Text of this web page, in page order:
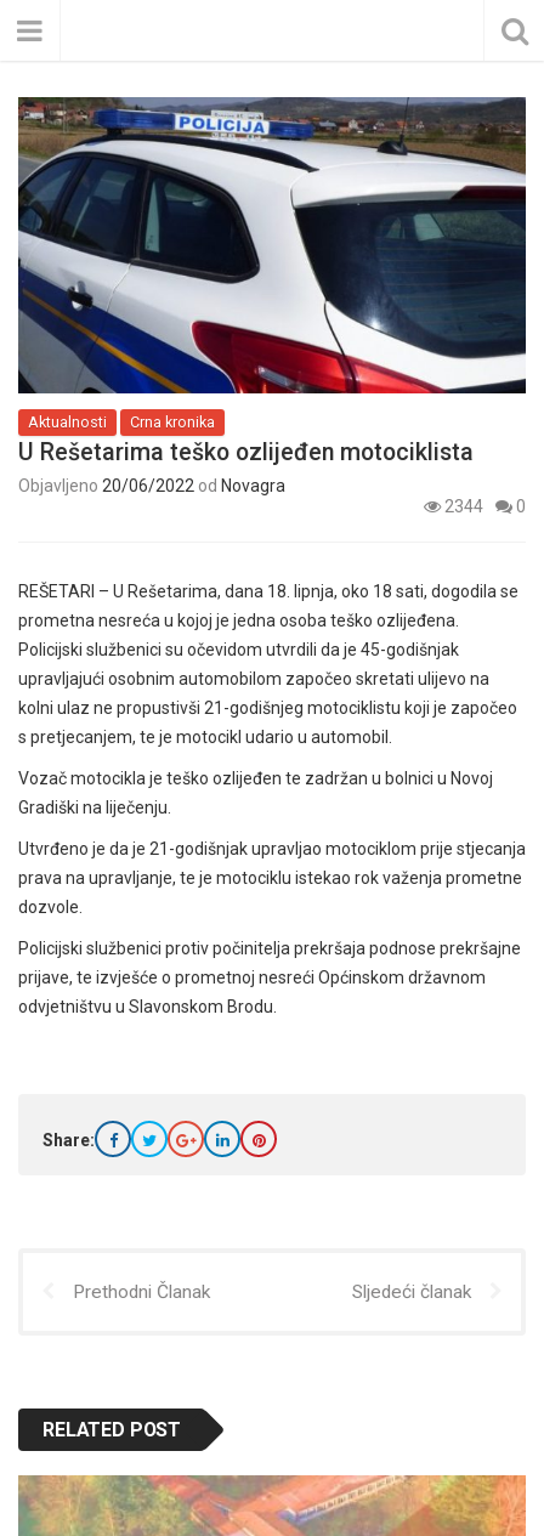
Aktualnosti Crna kronika
U Rešetarima teško ozlijeđen motociklista
Objavljeno 20/06/2022 od Novagra
2344
0
REŠETARI – U Rešetarima, dana 18. lipnja, oko 18 sati, dogodila se
prometna nesreća u kojoj je jedna osoba teško ozlijeđena.
Policijski službenici su očevidom utvrdili da je 45-godišnjak
upravljajući osobnim automobilom započeo skretati ulijevo na
kolni ulaz ne propustivši 21-godišnjeg motociklistu koji je započeo
s pretjecanjem, te je motocikl udario u automobil.
Vozač motocikla je teško ozlijeđen te zadržan u bolnici u Novoj
Gradiški na liječenju.
Utvrđeno je da je 21-godišnjak upravljao motociklom prije stjecanja
prava na upravljanje, te je motociklu istekao rok važenja prometne
dozvole.
Policijski službenici protiv počinitelja prekršaja podnose prekršajne
prijave, te izvješće o prometnoj nesreći Općinskom državnom
odvjetništvu u Slavonskom Brodu.
Share:
Prethodni Članak Sljedeći članak
RELATED POST